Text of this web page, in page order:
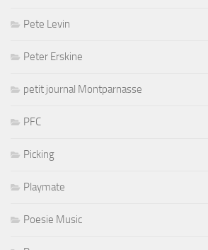
Pete Levin
Peter Erskine
petit journal Montparnasse
PFC
Picking
Playmate
Poesie Music